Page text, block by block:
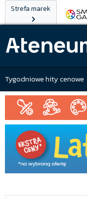
Strefa marek
Tygodniowe hity cenowe